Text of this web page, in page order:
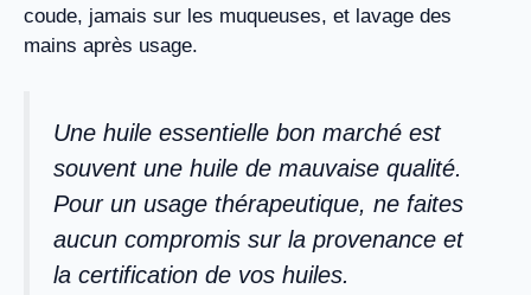
coude, jamais sur les muqueuses, et lavage des
mains après usage.
Une huile essentielle bon marché est
souvent une huile de mauvaise qualité.
Pour un usage thérapeutique, ne faites
aucun compromis sur la provenance et
la certification de vos huiles.